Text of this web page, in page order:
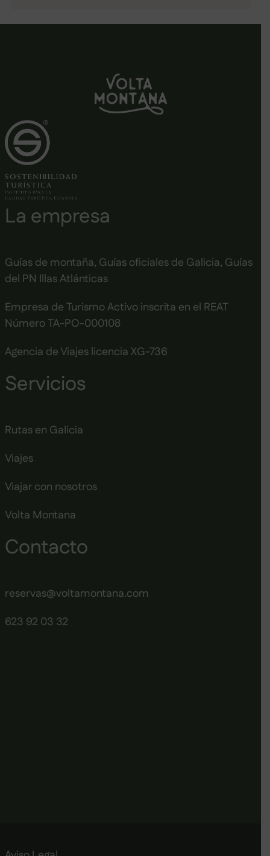
La empresa
Guías de montaña, Guías oficiales de Galicia, Guías
del PN Illas Atlánticas
Empresa de Turismo Activo inscrita en el REAT
Número TA-PO-000108
Agencia de Viajes licencia XG-736
Servicios
Rutas en Galicia
Viajes
Viajar con nosotros
Volta Montana
Contacto
reservas@voltamontana.com
623 92 03 32